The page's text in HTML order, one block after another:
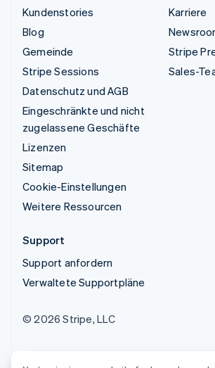
Kundenstories
Blog
Gemeinde
Stripe Sessions
Datenschutz und AGB
Eingeschränkte und nicht
zugelassene Geschäfte
Lizenzen
Sitemap
Cookie-Einstellungen
Weitere Ressourcen
Karriere
Stripe
Sales-
Support
Support anfordern
Verwaltete Supportpläne
© 2026 Stripe, LLC